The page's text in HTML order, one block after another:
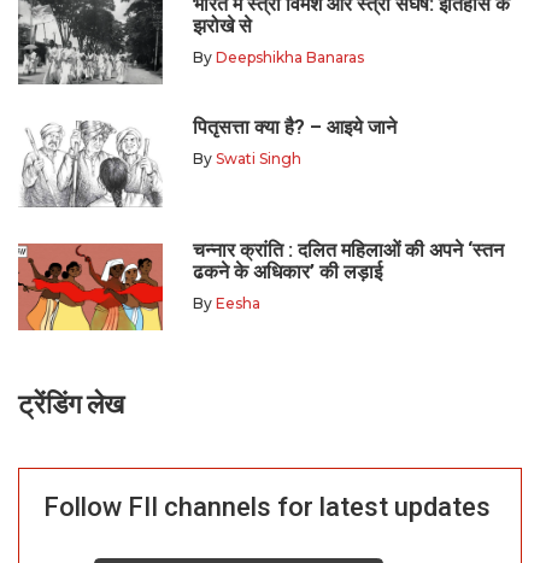
झरोखे से
By Deepshikha Banaras
पितृसत्ता क्या है? – आइये जाने
By Swati Singh
चन्नार क्रांति : दलित महिलाओं की अपने ‘स्तन
ढकने के अधिकार’ की लड़ाई
By Eesha
ट्रेंडिंग लेख
Follow FII channels for latest updates